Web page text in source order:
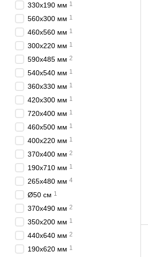
330х190 мм 1
560х300 мм 1
460х560 мм 1
300х220 мм 1
590х485 мм 2
540х540 мм 1
360х330 мм 1
420х300 мм 1
720х400 мм 1
460х500 мм 1
400х220 мм 1
370х400 мм 2
190х710 мм 1
265x480 мм 4
Ø50 см 1
370х490 мм 2
350х200 мм 1
440х640 мм 2
190х620 мм 1